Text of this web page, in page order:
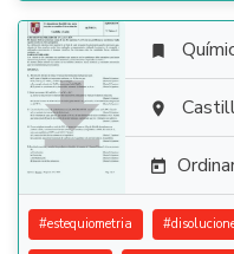




#estequiometria #